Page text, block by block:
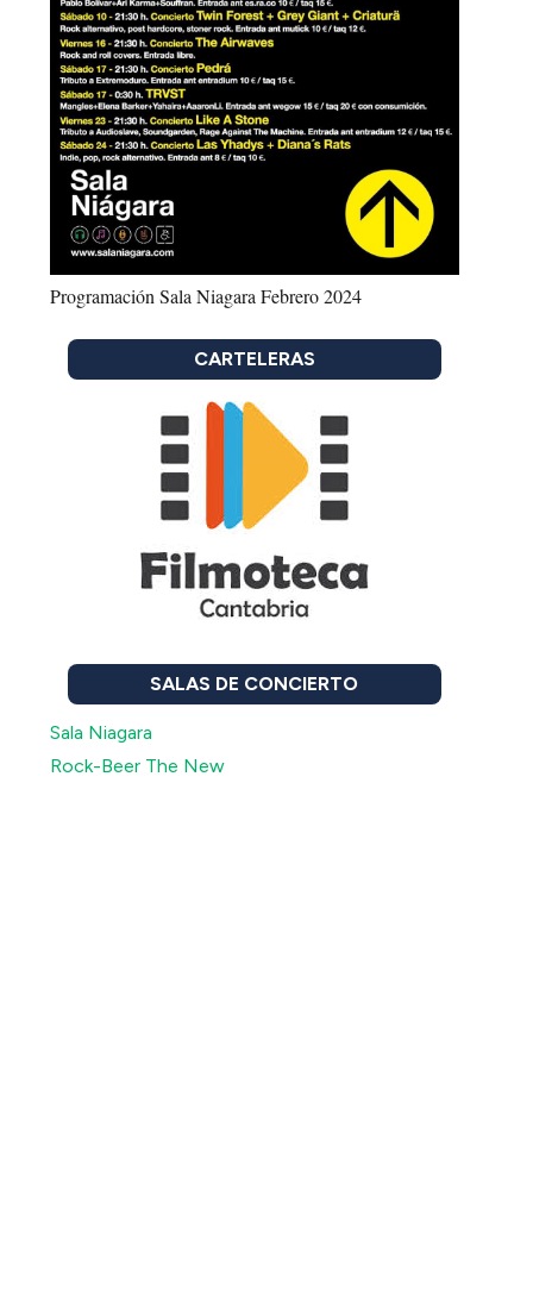
Programación Sala Niagara Febrero 2024
CARTELERAS
SALAS DE CONCIERTO
Sala Niagara
Rock-Beer The New